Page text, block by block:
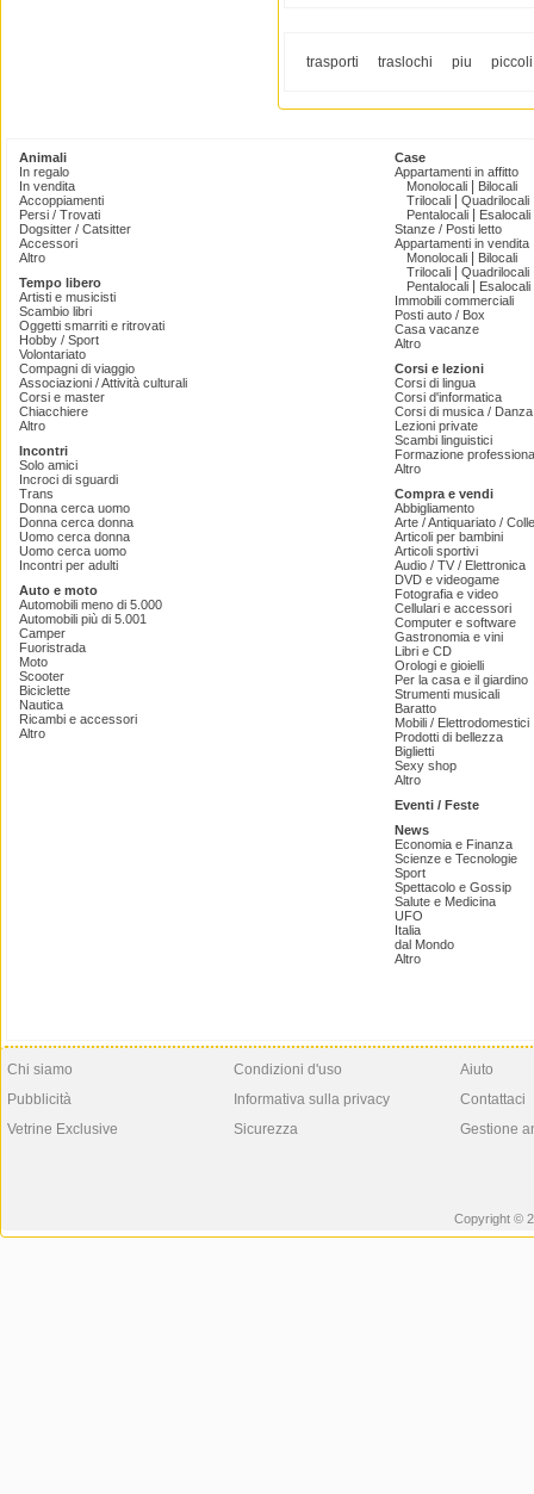
trasporti traslochi piu piccoli
Animali
In regalo
In vendita
Accoppiamenti
Persi / Trovati
Dogsitter / Catsitter
Accessori
Altro
Tempo libero
Artisti e musicisti
Scambio libri
Oggetti smarriti e ritrovati
Hobby / Sport
Volontariato
Compagni di viaggio
Associazioni / Attività culturali
Corsi e master
Chiacchiere
Altro
Incontri
Solo amici
Incroci di sguardi
Trans
Donna cerca uomo
Donna cerca donna
Uomo cerca donna
Uomo cerca uomo
Incontri per adulti
Auto e moto
Automobili meno di 5.000
Automobili più di 5.001
Camper
Fuoristrada
Moto
Scooter
Biciclette
Nautica
Ricambi e accessori
Altro
Case
Appartamenti in affitto
Monolocali
Bilocali
Trilocali
Quadrilocali
Pentalocali
Esalocali
Stanze / Posti letto
Appartamenti in vendita
Monolocali
Bilocali
Trilocali
Quadrilocali
Pentalocali
Esalocali
Immobili commerciali
Posti auto / Box
Casa vacanze
Altro
Corsi e lezioni
Corsi di lingua
Corsi d'informatica
Corsi di musica /
Lezioni private
Scambi linguistici
Formazione
Altro
Compra e vendi
Abbigliamento
Arte / Antiquariato /
Articoli per bambini
Articoli sportivi
Audio / TV / Elettronica
DVD e videogame
Fotografia e video
Cellulari e accessori
Computer e software
Gastronomia e vini
Libri e CD
Orologi e gioielli
Per la casa e il giardino
Strumenti musicali
Baratto
Mobili / Elettrodomestici
Prodotti di bellezza
Biglietti
Sexy shop
Altro
Eventi / Feste
News
Economia e Finanza
Scienze e Tecnologie
Sport
Spettacolo e Gossip
Salute e Medicina
UFO
Italia
dal Mondo
Altro
Chi siamo
Pubblicità
Vetrine Exclusive
Condizioni d'uso
Informativa sulla privacy
Sicurezza
Aiuto
Contattaci
Gestione
Copyright ©